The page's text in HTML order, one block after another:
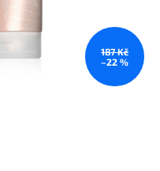
187 Kč
–22 %